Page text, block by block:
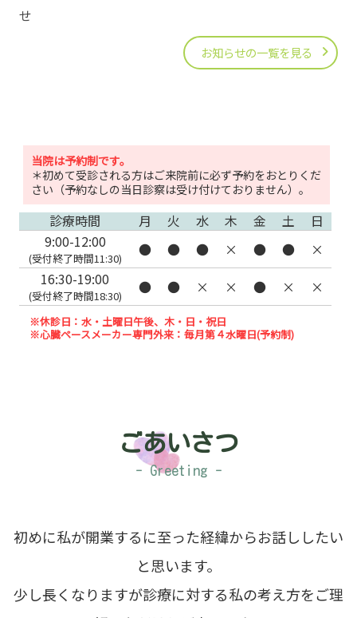
せ
お知らせの一覧を見る
当院は予約制です。
＊初めて受診される方はご来院前に必ず予約をおとりくだ
さい（予約なしの当日診察は受け付けておりません）。
診療時間 月 火 水 木 金 土
日
9:00-12:00
(受付終了時間11:30) ● ● ● × ● ●
×
16:30-19:00
(受付終了時間18:30) ● ● × × ● × ×
※休診日：水・土曜日午後、木・日・祝日
※心臓ペースメーカー専門外来：毎月第４水曜日(予約制)
ごあいさつ
- Greeting -
初めに私が開業するに至った経緯からお話ししたい
と思います。
少し長くなりますが診療に対する私の考え方をご理